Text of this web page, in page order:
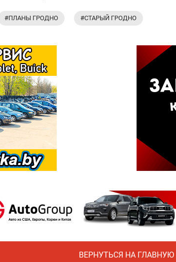
#ПЛАНЫ ГРОДНО #СТАРЫЙ ГРОДНО
ВЕРНУТЬСЯ НА ГЛАВНУЮ